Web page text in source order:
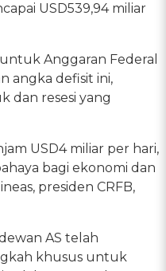
USD539,94 miliar
Anggaran Federal
angka defisit ini,
dan resesi yang
USD4 miliar per hari,
bagi ekonomi dan
presiden CRFB,
AS telah
khusus untuk